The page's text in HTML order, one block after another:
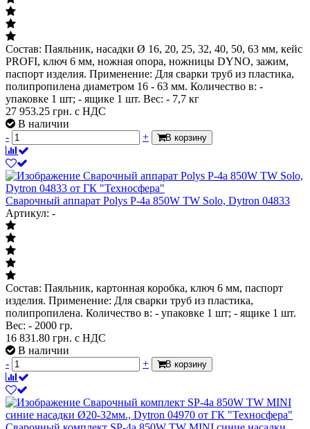
Состав: Паяльник, насадки Ø 16, 20, 25, 32, 40, 50, 63 мм, кейс
PROFI, ключ 6 мм, ножная опора, ножницы DYNO, зажим,
паспорт изделия. Применение: Для сварки труб из пластика,
полипропилена диаметром 16 - 63 мм. Количество в: -
упаковке 1 шт; - ящике 1 шт. Вес: - 7,7 кг
27 953.25 грн. с НДС
В наличии
-
+ В корзину
Сварочный аппарат Polys P-4а 850W TW Solo, Dytron 04833
Артикул: -
Состав: Паяльник, картонная коробка, ключ 6 мм, паспорт
изделия. Применение: Для сварки труб из пластика,
полипропилена. Количество в: - упаковке 1 шт; - ящике 1 шт.
Вес: - 2000 гр.
16 831.80 грн. с НДС
В наличии
-
+ В корзину